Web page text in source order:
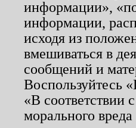
информации»,
информации,
исходя из
вмешиваться в
сообщений и
Воспользуйтесь
«В соответствии
морального